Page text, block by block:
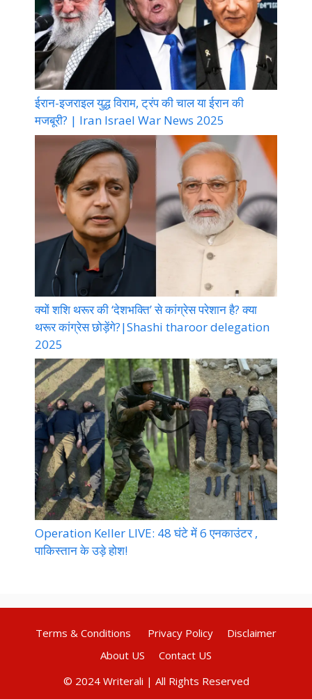
ईरान-इजराइल युद्ध विराम, ट्रंप की चाल या ईरान की
मजबूरी? | Iran Israel War News 2025
क्यों शशि थरूर की ‘देशभक्ति’ से कांग्रेस परेशान है? क्या
थरूर कांग्रेस छोड़ेंगे?|Shashi tharoor delegation
2025
Operation Keller LIVE: 48 घंटे में 6 एनकाउंटर ,
पाकिस्तान के उड़े होश!
Terms & Conditions Privacy Policy
Disclaimer
About US
Contact US
© 2024 Writerali | All Rights Reserved